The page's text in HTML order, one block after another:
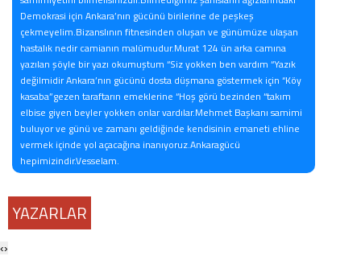
Demokrasi için Ankara’nın gücünü birilerine de peşkeş
çekmeyelim.Bizanslının fitnesinden oluşan ve günümüze ulaşan
hastalık nedir camianın malûmudur.Murat 124 ün arka camına
yazılan şöyle bir yazı okumuştum “Siz yokken ben vardım “Yazık
değilmidir Ankara’nın gücünü dosta düşmana göstermek için “Köy
kasaba”gezen taraftarın emeklerine “Hoş görü bezinden “takım
elbise giyen beyler yokken onlar vardılar.Mehmet Başkanı samimi
buluyor ve günü ve zamanı geldiğinde kendisinin emaneti ehline
vermek içinde yol açacağına inanıyoruz.Ankaragücü
hepimizindir.Vesselam.
YAZARLAR
‹›